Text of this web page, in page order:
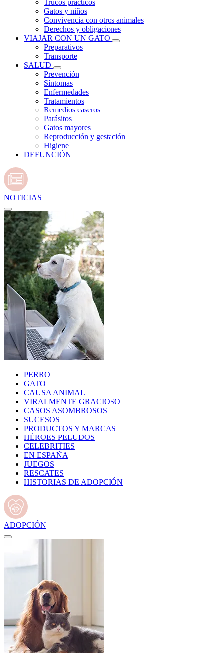
Trucos prácticos
Gatos y niños
Convivencia con otros animales
Derechos y obligaciones
VIAJAR CON UN GATO
Preparativos
Transporte
SALUD
Prevención
Síntomas
Enfermedades
Tratamientos
Remedios caseros
Parásitos
Gatos mayores
Reproducción y gestación
Higiene
DEFUNCIÓN
NOTICIAS
PERRO
GATO
CAUSA ANIMAL
VIRALMENTE GRACIOSO
CASOS ASOMBROSOS
SUCESOS
PRODUCTOS Y MARCAS
HÉROES PELUDOS
CELEBRITIES
EN ESPAÑA
JUEGOS
RESCATES
HISTORIAS DE ADOPCIÓN
ADOPCIÓN